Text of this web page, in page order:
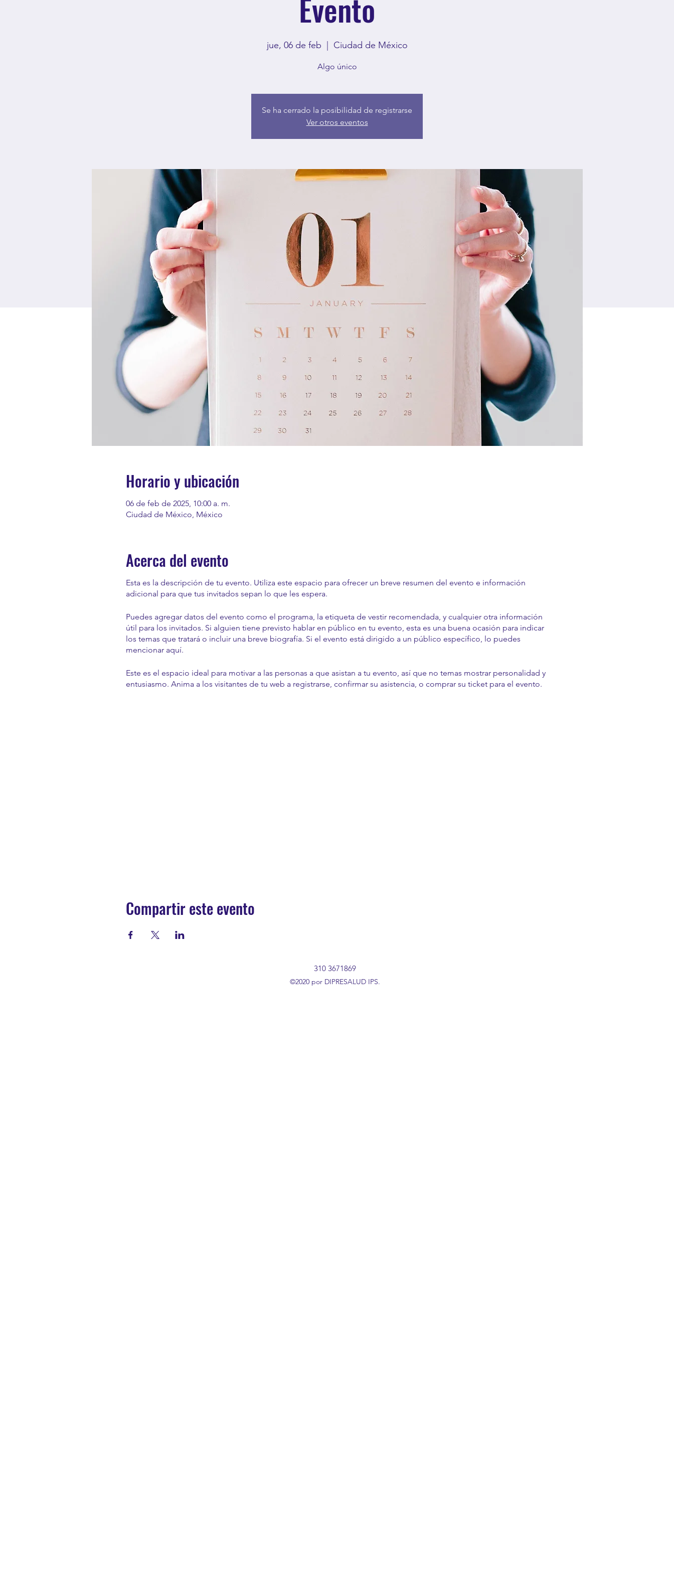
jue, 06 de feb Ciudad de México
Algo único
Se ha cerrado la posibilidad de registrarse
Ver otros eventos
Horario y ubicación
06 de feb de 2025, 10:00 a. m.
Ciudad de México, México
Acerca del evento
Esta es la descripción de tu evento. Utiliza este espacio para ofrecer un breve resumen del evento e información
adicional para que tus invitados sepan lo que les espera.
Puedes agregar datos del evento como el programa, la etiqueta de vestir recomendada, y cualquier otra información
útil para los invitados. Si alguien tiene previsto hablar en público en tu evento, esta es una buena ocasión para indicar
los temas que tratará o incluir una breve biografía. Si el evento está dirigido a un público específico, lo puedes
mencionar aquí.
Este es el espacio ideal para motivar a las personas a que asistan a tu evento, así que no temas mostrar personalidad y
entusiasmo. Anima a los visitantes de tu web a registrarse, confirmar su asistencia, o comprar su ticket para el evento.
Compartir este evento
310 3671869
©2020 por DIPRESALUD IPS.